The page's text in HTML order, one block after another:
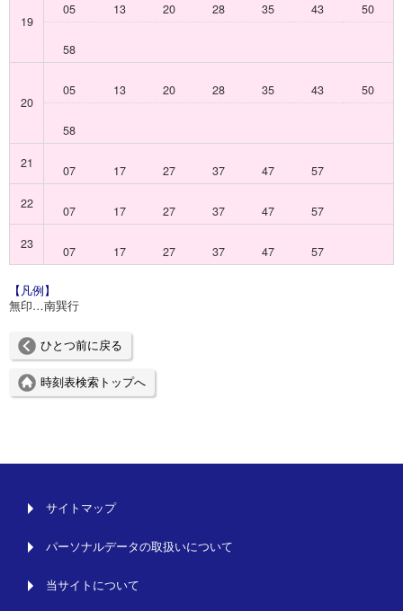
19
05 13 20 28 35 43 50
58
20
05 13 20 28 35 43 50
58
21
07 17 27 37 47
57
22
07 17 27 37 47
57
23
07 17 27 37 47 57
【凡例】
無印…南巽行
ひとつ前に戻る
時刻表検索トップへ
サイトマップ
パーソナルデータの取扱いについて
当サイトについて